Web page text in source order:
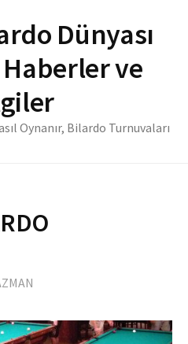
Dünyası
ve
Oynanır, Bilardo Turnuvaları